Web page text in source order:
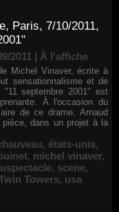
Paris, 7/10/2011,
2011 | À l'affiche
Michel Vinaver, écrite à
sensationnalisme et de
"11 septembre 2001" est
À l'occasion du
de ce drame, Arnaud
dans un projet à la
, états-unis,
, michel vinaver,
, scene,
Towers, usa